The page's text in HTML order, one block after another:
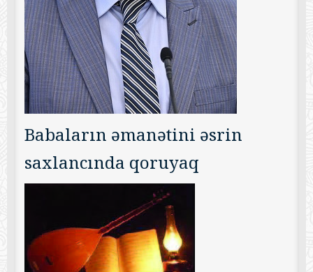
Babaların əmanətini əsrin
saxlancında qoruyaq